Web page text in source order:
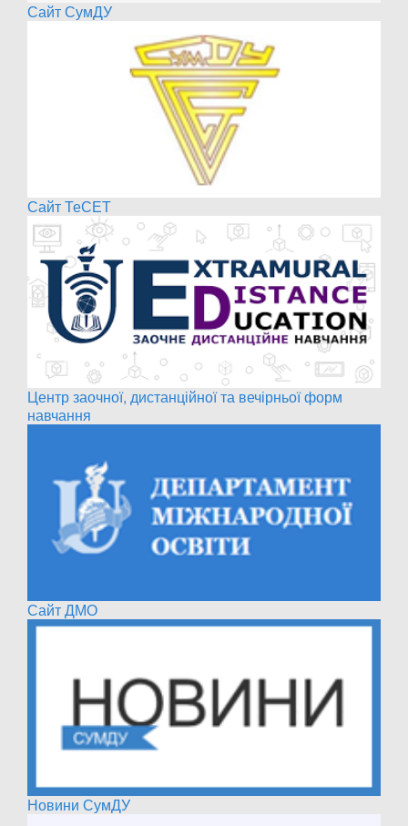
Сайт СумДУ
Сайт ТеСЕТ
Центр заочної, дистанційної та вечірньої форм
навчання
Сайт ДМО
Новини СумДУ